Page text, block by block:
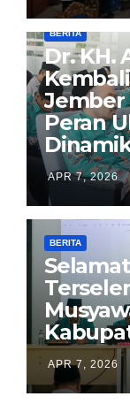
BERITA
Dr. KH.
Jember
Peran
APR 7, 2026
BERITA
APR 7, 2026